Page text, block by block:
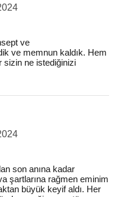
ve
ve memnun kaldık. Hem
sizin ne istediğinizi
son anına kadar
şartlarına rağmen eminim
büyük keyif aldı. Her